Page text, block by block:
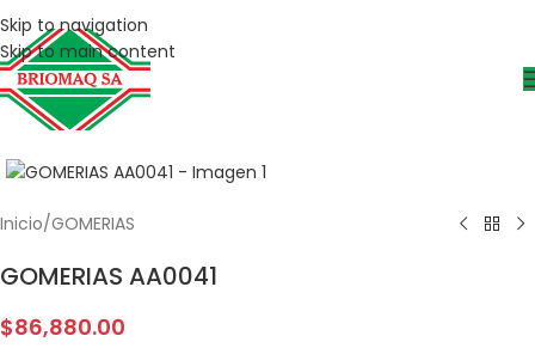
Skip to navigation
Skip to main content
Inicio/GOMERIAS
GOMERIAS AA0041
$86,880.00